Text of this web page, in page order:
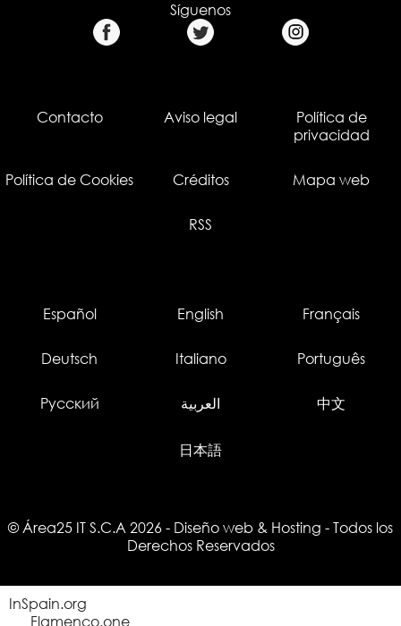
Síguenos
Contacto Aviso legal
Política de
privacidad
Política de Cookies Créditos Mapa web
RSS
Español English Français
Deutsch Italiano Português
Русский العربية 中文
日本語
© Área25 IT S.C.A 2026 - Diseño web & Hosting - Todos los
Derechos Reservados
InSpain.org
Flamenco.one